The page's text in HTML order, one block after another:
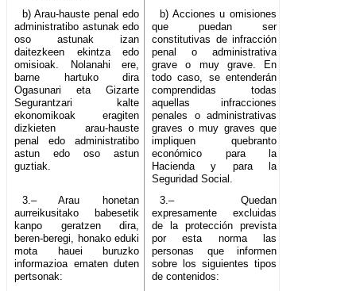
b) Arau-hauste penal edo
administratibo astunak edo
oso astunak izan
daitezkeen ekintza edo
omisioak. Nolanahi ere,
barne hartuko dira
Ogasunari eta Gizarte
Segurantzari kalte
ekonomikoak eragiten
dizkieten arau-hauste
penal edo administratibo
astun edo oso astun
guztiak.
b) Acciones u omisiones
que puedan ser
constitutivas de infracción
penal o administrativa
grave o muy grave. En
todo caso, se entenderán
comprendidas todas
aquellas infracciones
penales o administrativas
graves o muy graves que
impliquen quebranto
económico para la
Hacienda y para la
Seguridad Social.
3.– Arau honetan
aurreikusitako babesetik
kanpo geratzen dira,
beren-beregi, honako eduki
mota hauei buruzko
informazioa ematen duten
pertsonak:
3.– Quedan
expresamente excluidas
de la protección prevista
por esta norma las
personas que informen
sobre los siguientes tipos
de contenidos: